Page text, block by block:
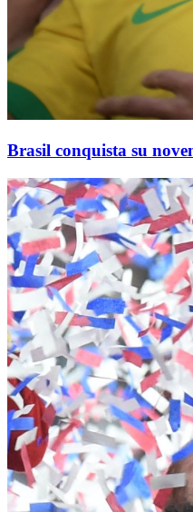
Brasil conquista su